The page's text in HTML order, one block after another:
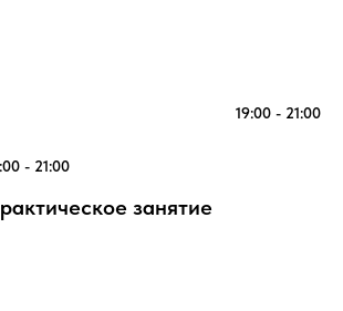
19:00 - 21:00
- 21:00
занятие